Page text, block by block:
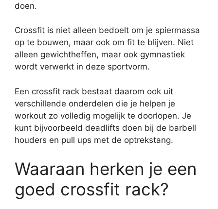
doen.
Crossfit is niet alleen bedoelt om je spiermassa
op te bouwen, maar ook om fit te blijven. Niet
alleen gewichtheffen, maar ook gymnastiek
wordt verwerkt in deze sportvorm.
Een crossfit rack bestaat daarom ook uit
verschillende onderdelen die je helpen je
workout zo volledig mogelijk te doorlopen. Je
kunt bijvoorbeeld deadlifts doen bij de barbell
houders en pull ups met de optrekstang.
Waaraan herken je een
goed crossfit rack?